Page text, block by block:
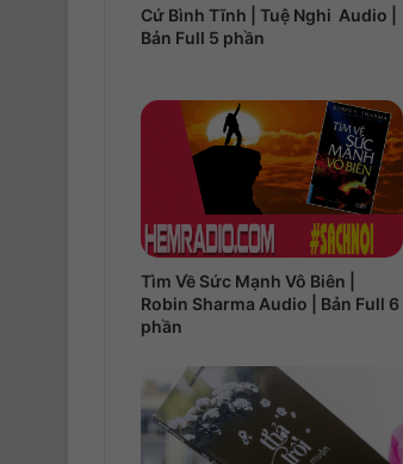
Cứ Bình Tĩnh | Tuệ Nghi Audio |
Bản Full 5 phần
Tìm Về Sức Mạnh Vô Biên |
Robin Sharma Audio | Bản Full 6
phần